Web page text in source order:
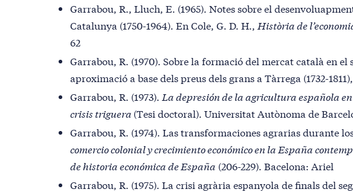
Garrabou, R., Lluch, E. (1965). Notes sobre el
Catalunya (1750-1964). En Cole, G. D. H., Història de
62
Garrabou, R. (1970). Sobre la formació del mercat català en
aproximació a base dels preus dels grans a Tàrrega (1732-1811),
Garrabou, R. (1973). La depresión de la agricultura española
crisis triguera (Tesi doctoral). Universitat Autònoma de
Garrabou, R. (1974). Las transformaciones agrarias durante
comercio colonial y crecimiento económico en la España
de historia económica de España (206-229). Bacelona: Ariel
Garrabou, R. (1975). La crisi agrària espanyola de finals del